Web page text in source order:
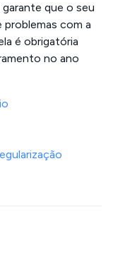
que o seu
com a
é obrigatória
no ano